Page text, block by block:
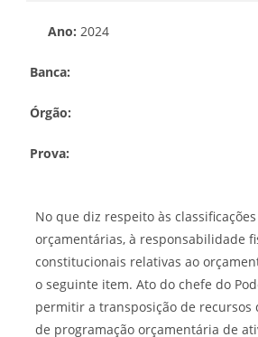
Ano: 2024
Banca:
Órgão:
Prova:
No que diz respeito às
orçamentárias, à responsabilidade
constitucionais relativas ao
o seguinte item. Ato do chefe do
permitir a transposição de recursos
de programação orçamentária de